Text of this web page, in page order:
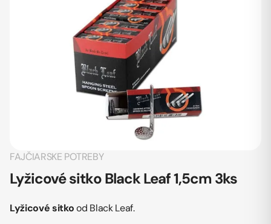
FAJČIARSKE POTREBY
Lyžicové sitko Black Leaf 1,5cm 3ks
Lyžicové sitkood Black Leaf.